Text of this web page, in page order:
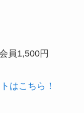
員1,500円
はこちら！